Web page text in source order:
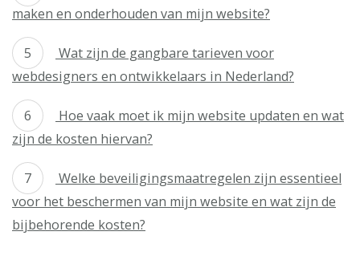
maken en onderhouden van mijn website?
Wat zijn de gangbare tarieven voor
webdesigners en ontwikkelaars in Nederland?
Hoe vaak moet ik mijn website updaten en wat
zijn de kosten hiervan?
Welke beveiligingsmaatregelen zijn essentieel
voor het beschermen van mijn website en wat zijn de
bijbehorende kosten?